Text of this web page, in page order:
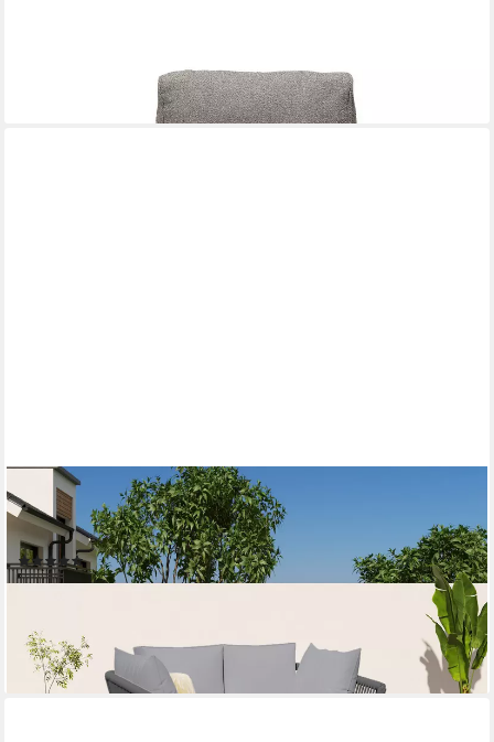
MERAX
Loungebett, mit Stahlrahmen und
Kissen,Gartenliege,Gartenlounge,Gartenmöbel
(3)
339,99 € UVP699,99 €
lieferbar - in 5-6 Werktagen bei dir